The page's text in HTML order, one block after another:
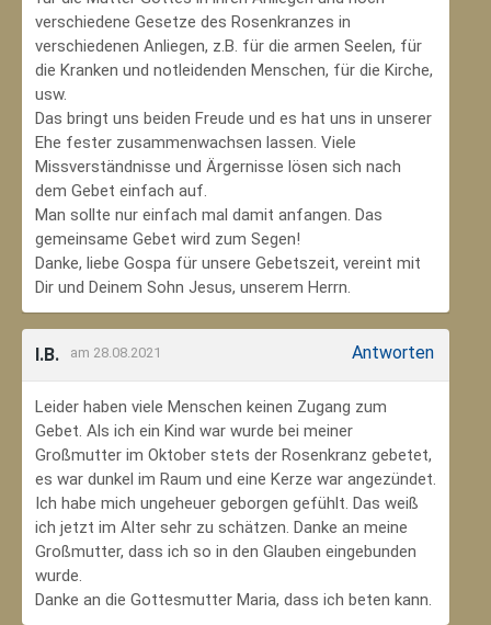
verschiedene Gesetze des Rosenkranzes in
verschiedenen Anliegen, z.B. für die armen Seelen, für
die Kranken und notleidenden Menschen, für die Kirche,
usw.
Das bringt uns beiden Freude und es hat uns in unserer
Ehe fester zusammenwachsen lassen. Viele
Missverständnisse und Ärgernisse lösen sich nach
dem Gebet einfach auf.
Man sollte nur einfach mal damit anfangen. Das
gemeinsame Gebet wird zum Segen!
Danke, liebe Gospa für unsere Gebetszeit, vereint mit
Dir und Deinem Sohn Jesus, unserem Herrn.
I.B. am 28.08.2021 Antworten
Leider haben viele Menschen keinen Zugang zum
Gebet. Als ich ein Kind war wurde bei meiner
Großmutter im Oktober stets der Rosenkranz gebetet,
es war dunkel im Raum und eine Kerze war angezündet.
Ich habe mich ungeheuer geborgen gefühlt. Das weiß
ich jetzt im Alter sehr zu schätzen. Danke an meine
Großmutter, dass ich so in den Glauben eingebunden
wurde.
Danke an die Gottesmutter Maria, dass ich beten kann.